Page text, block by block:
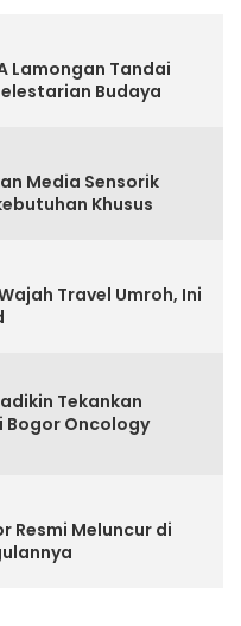
Lamongan Tandai
Budaya
Media Sensorik
Khusus
Travel Umroh, Ini
Tekankan
Bogor Oncology
Resmi Meluncur di